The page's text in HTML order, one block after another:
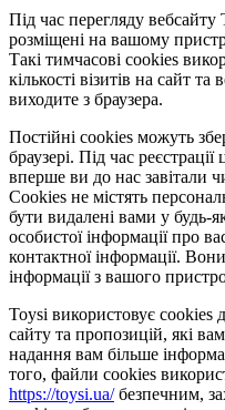
Під час перегляду
розміщені на вашому
Такі тимчасові cookies
кількості візитів на сайт
виходите з браузера.
Постійні cookies можуть
браузері. Під час
вперше ви до нас завітали
Cookies не містять
бути видалені вами у
особистої інформації про
контактної інформації.
інформації з вашого
Toysi використовує cookies
сайту та пропозицій, які
надання вам більше
того, файли cookies
https://toysi.ua/безпечним,